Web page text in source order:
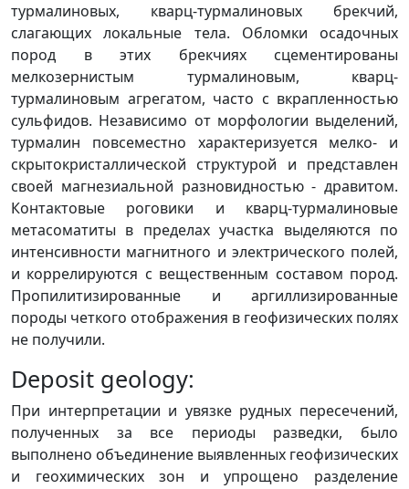
турмалиновых, кварц-турмалиновых брекчий,
слагающих локальные тела. Обломки осадочных
пород в этих брекчиях сцементированы
мелкозернистым турмалиновым, кварц-
турмалиновым агрегатом, часто с вкрапленностью
сульфидов. Независимо от морфологии выделений,
турмалин повсеместно характеризуется мелко- и
скрытокристаллической структурой и представлен
своей магнезиальной разновидностью - дравитом.
Контактовые роговики и кварц-турмалиновые
метасоматиты в пределах участка выделяются по
интенсивности магнитного и электрического полей,
и коррелируются с вещественным составом пород.
Пропилитизированные и аргиллизированные
породы четкого отображения в геофизических полях
не получили.
Deposit geology:
При интерпретации и увязке рудных пересечений,
полученных за все периоды разведки, было
выполнено объединение выявленных геофизических
и геохимических зон и упрощено разделение